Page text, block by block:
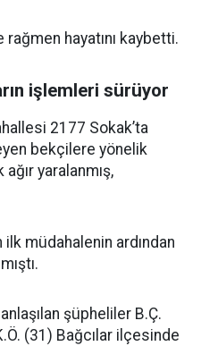
hayatını kaybetti.
işlemleri sürüyor
2177 Sokak’ta
bekçilere yönelik
yaralanmış,
müdahalenin ardından
şüpheliler B.Ç.
(31) Bağcılar ilçesinde